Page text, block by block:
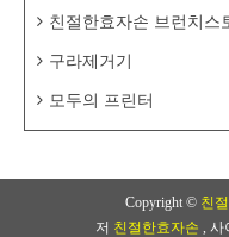
친절한효자손 브런치스
구라제거기
모두의 프린터
Copyright © 친
저 친절한효자손
,